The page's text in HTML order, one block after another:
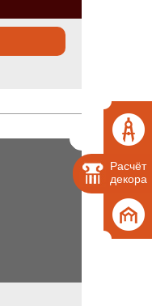
Расчёт
декора